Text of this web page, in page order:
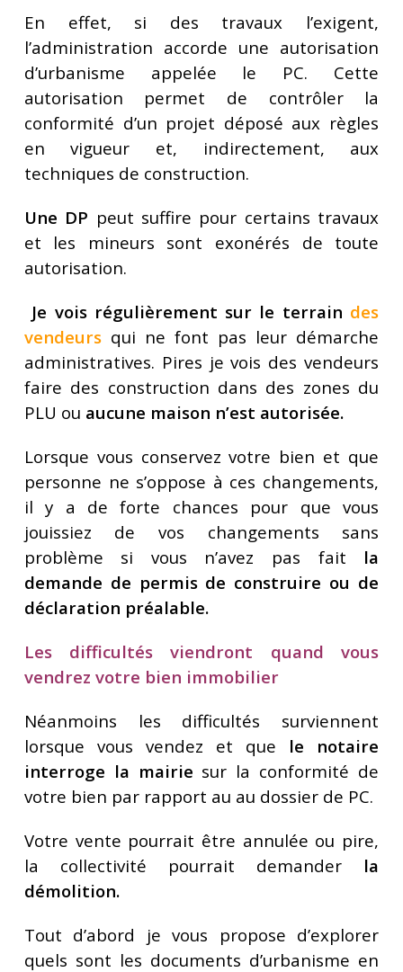
En effet, si des travaux l’exigent,
l’administration accorde une autorisation
d’urbanisme appelée le PC. Cette
autorisation permet de contrôler la
conformité d’un projet déposé aux règles
en vigueur et, indirectement, aux
techniques de construction.
Une DP peut suffire pour certains travaux
et les mineurs sont exonérés de toute
autorisation.
Je vois régulièrement sur le terrain des
vendeursqui ne font pas leur démarche
administratives. Pires je vois des vendeurs
faire des construction dans des zones du
PLU ou aucune maison n’est autorisée.
Lorsque vous conservez votre bien et que
personne ne s’oppose à ces changements,
il y a de forte chances pour que vous
jouissiez de vos changements sans
problème si vous n’avez pas fait la
demande de permis de construire ou de
déclaration préalable.
Les difficultés viendront quand vous
vendrez votre bien immobilier
Néanmoins les difficultés surviennent
lorsque vous vendez et que le notaire
interroge la mairie sur la conformité de
votre bien par rapport au au dossier de PC.
Votre vente pourrait être annulée ou pire,
la collectivité pourrait demander la
démolition.
Tout d’abord je vous propose d’explorer
quels sont les documents d’urbanisme en